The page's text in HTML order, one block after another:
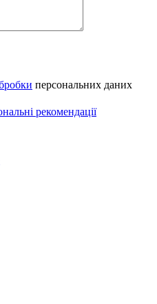
персональних даних
рекомендації